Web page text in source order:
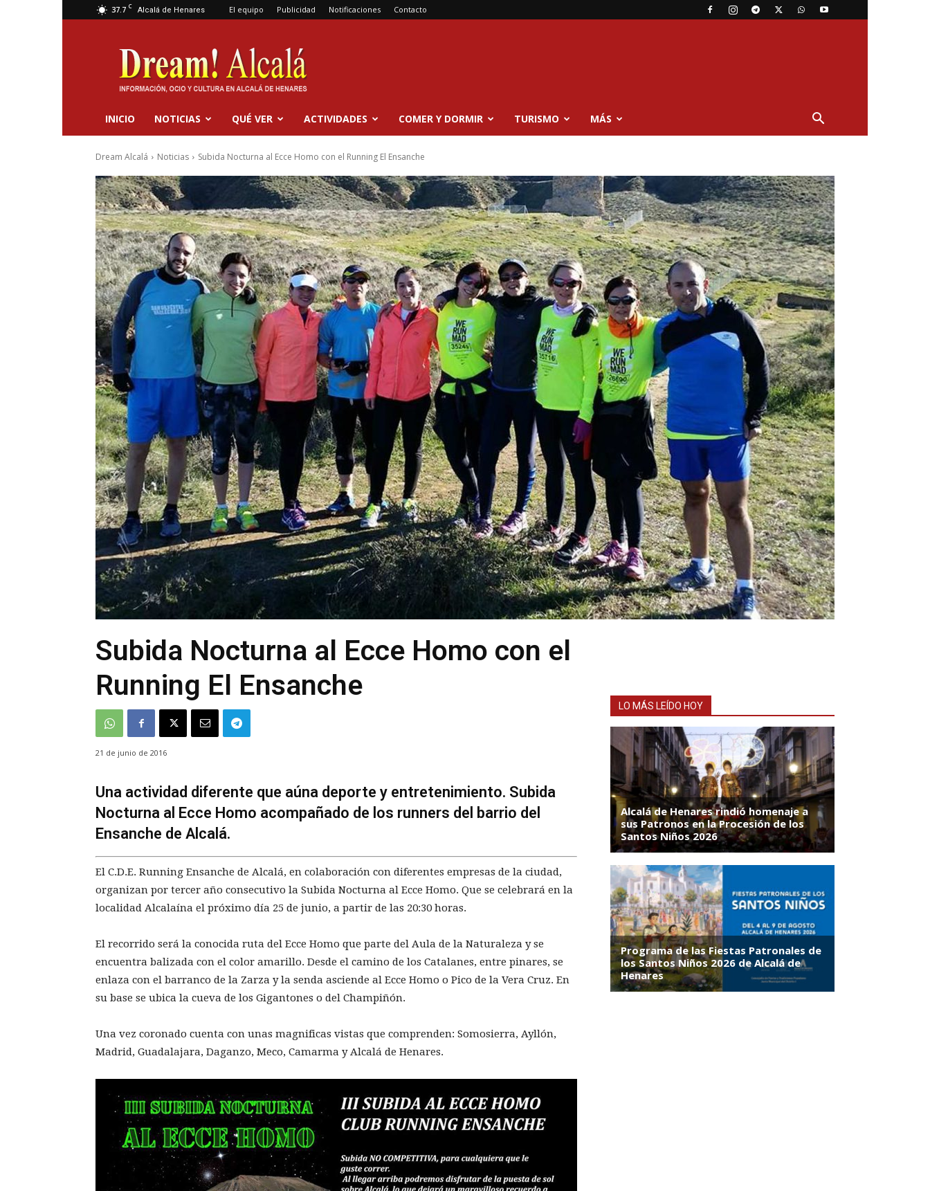
37.7 C Alcalá de Henares El equipo Publicidad Notificaciones Contacto
Dream
Alcalá
INICIO NOTICIAS QUÉ VER ACTIVIDADES COMER Y DORMIR TURISMO MÁS
Dream Alcalá Noticias Subida Nocturna al Ecce Homo con el Running El Ensanche
Subida Nocturna al Ecce Homo con el
Running El Ensanche
21 de junio de 2016
Una actividad diferente que aúna deporte y entretenimiento. Subida
Nocturna al Ecce Homo acompañado de los runners del barrio del
Ensanche de Alcalá.
El C.D.E. Running Ensanche de Alcalá, en colaboración con diferentes empresas de la ciudad,
organizan por tercer año consecutivo la Subida Nocturna al Ecce Homo. Que se celebrará en la
localidad Alcalaína el próximo día 25 de junio, a partir de las 20:30 horas.
El recorrido será la conocida ruta del Ecce Homo que parte del Aula de la Naturaleza y se
encuentra balizada con el color amarillo. Desde el camino de los Catalanes, entre pinares, se
enlaza con el barranco de la Zarza y la senda asciende al Ecce Homo o Pico de la Vera Cruz. En
su base se ubica la cueva de los Gigantones o del Champiñón.
Una vez coronado cuenta con unas magnificas vistas que comprenden: Somosierra, Ayllón,
Madrid, Guadalajara, Daganzo, Meco, Camarma y Alcalá de Henares.
LO MÁS LEÍDO HOY